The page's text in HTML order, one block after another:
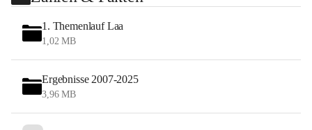
1. Themenlauf Laa
1,02 MB
Ergebnisse 2007-2025
3,96 MB